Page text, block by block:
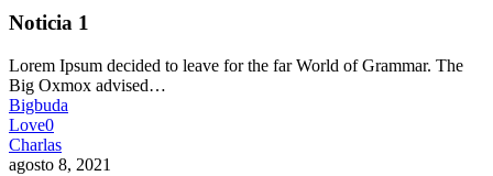
Noticia 1
Lorem Ipsum decided to leave for the far World of Grammar. The
Big Oxmox advised…
Bigbuda
Love0
Charlas
agosto 8, 2021